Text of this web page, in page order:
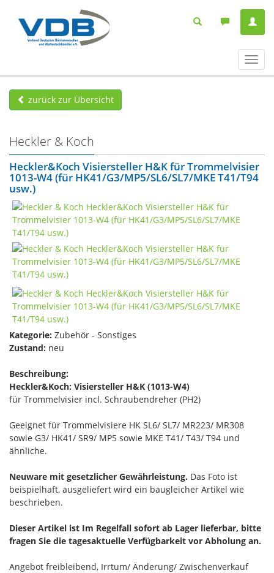
ein-/
zurück zur Übersicht
Heckler & Koch
Heckler&Koch Visiersteller H&K für Trommelvisier
1013-W4 (für HK41/G3/MP5/SL6/SL7/MKE T41/T94
usw.)
Kategorie: Zubehör - Sonstiges
Zustand: neu
Beschreibung:
Heckler&Koch: Visiersteller H&K (1013-W4)
für Trommelvisier incl. Schraubendreher (PH2)
Geeignet für Trommelvisiere HK SL6/ SL7/ MR223/ MR308
sowie G3/ HK41/ SR9/ MP5 sowie MKE T41/ T43/ T94 und
ähnliche.
Neuware mit gesetzlicher Gewährleistung. Das Foto ist
beispielhaft, ausgeliefert wird ein baugleicher Artikel wie
beschrieben.
Dieser Artikel ist Im Regelfall sofort ab Lager lieferbar, bitte
fragen Sie die tagesaktuelle Verfügbarkeit vor Abholung an.
Angebot freibleibend, Irrtum/ Änderung/ Zwischenverkauf